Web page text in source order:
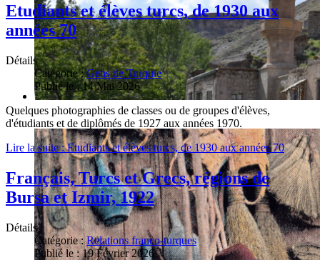
Etudiants et élèves turcs, de 1930 aux
années 70
Détails
Catégorie :Gens de Turquie
Publié le : 14 Mai 2026
Quelques photographies de classes ou de groupes d'élèves,
d'étudiants et de diplômés de 1927 aux années 1970.
Lire la suite : Etudiants et élèves turcs, de 1930 aux années 70
Français, Turcs et Grecs, régions de
Bursa et Izmir, 1922
Détails
Catégorie :Relations franco-turques
Publié le : 19 Février 2026